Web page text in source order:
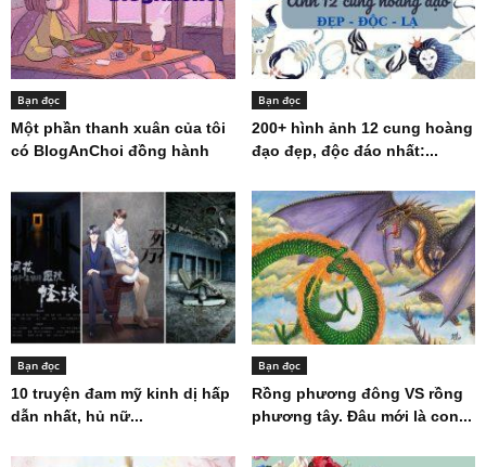
Bạn đọc
Một phần thanh xuân của tôi
có BlogAnChoi đồng hành
Bạn đọc
200+ hình ảnh 12 cung hoàng
đạo đẹp, độc đáo nhất:...
Bạn đọc
10 truyện đam mỹ kinh dị hấp
dẫn nhất, hủ nữ...
Bạn đọc
Rồng phương đông VS rồng
phương tây. Đâu mới là con...